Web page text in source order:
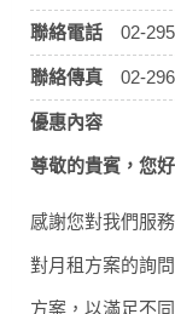
聯絡電話 02-
聯絡傳真 02-
優惠內容
尊敬的貴賓，您好
感謝您對我們服
對月租方案的詢
方案，以滿足不